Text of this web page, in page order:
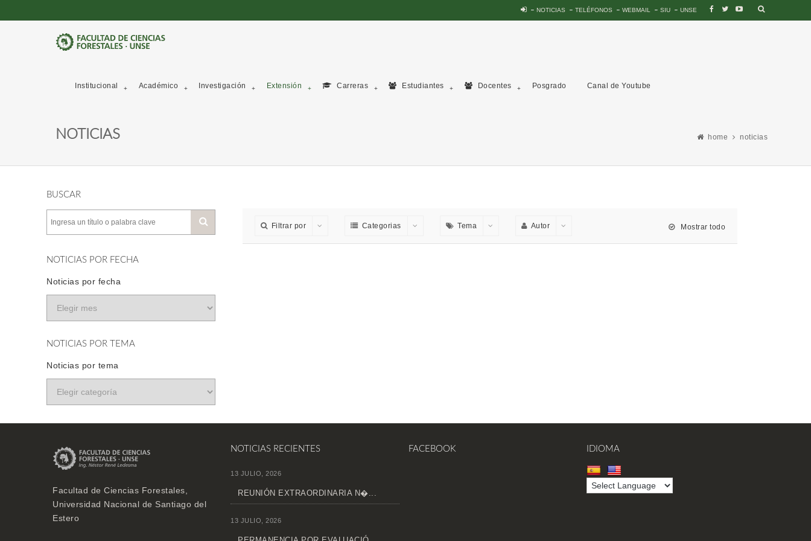
NOTICIAS TELÉFONOS WEBMAIL SIU UNSE
Institucional Académico Investigación Extensión Carreras Estudiantes Docentes Posgrado Canal de Youtube
NOTICIAS home noticias
BUSCAR
NOTICIAS POR FECHA
Noticias por fecha
NOTICIAS POR TEMA
Noticias por tema
Filtrar por Categorias Tema Autor Mostrar todo
Facultad de Ciencias Forestales,
Universidad Nacional de Santiago del
Estero
NOTICIAS RECIENTES
13 JULIO, 2026
REUNIÓN EXTRAORDINARIA N�...
13 JULIO, 2026
FACEBOOK IDIOMA